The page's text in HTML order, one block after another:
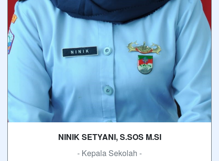
NINIK SETYANI, S.SOS M.SI
- Kepala Sekolah -